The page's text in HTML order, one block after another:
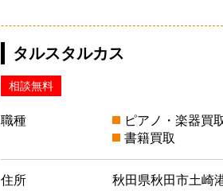
タルスタルカス
相談無料
職種 ピアノ・楽器買
書籍買取
住所 秋田県秋田市土崎